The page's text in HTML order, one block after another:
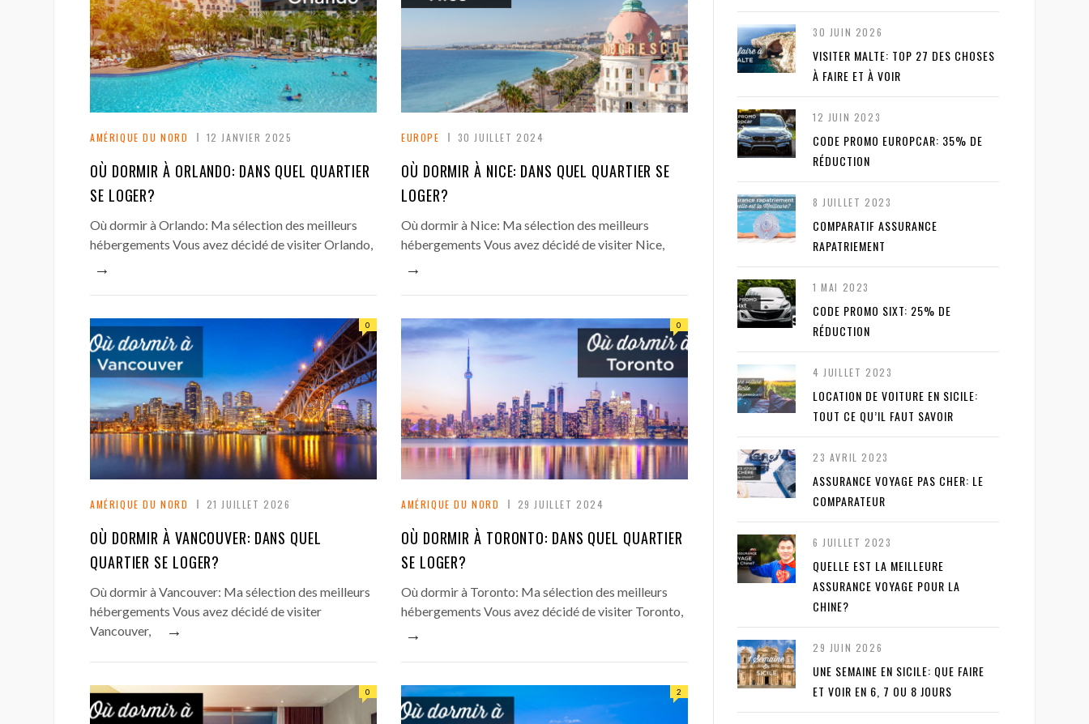
AMÉRIQUE DU NORD 12 JANVIER 2025
OÙ DORMIR À ORLANDO: DANS QUEL QUARTIER
SE LOGER?
Où dormir à Orlando: Ma sélection des meilleurs
hébergements Vous avez décidé de visiter Orlando,
→
EUROPE 30 JUILLET 2024
OÙ DORMIR À NICE: DANS QUEL QUARTIER SE
LOGER?
Où dormir à Nice: Ma sélection des meilleurs
hébergements Vous avez décidé de visiter Nice,
→
AMÉRIQUE DU NORD 21 JUILLET 2026
0
OÙ DORMIR À VANCOUVER: DANS QUEL
QUARTIER SE LOGER?
Où dormir à Vancouver: Ma sélection des meilleurs
hébergements Vous avez décidé de visiter
Vancouver,
→
AMÉRIQUE DU NORD 29 JUILLET 2024
0
OÙ DORMIR À TORONTO: DANS QUEL QUARTIER
SE LOGER?
Où dormir à Toronto: Ma sélection des meilleurs
hébergements Vous avez décidé de visiter Toronto,
→
0 2
30 JUIN 2026
VISITER MALTE: TOP 27 DES CHOSES
À FAIRE ET À VOIR
12 JUIN 2023
CODE PROMO EUROPCAR: 35% DE
RÉDUCTION
8 JUILLET 2023
COMPARATIF ASSURANCE
RAPATRIEMENT
1 MAI 2023
CODE PROMO SIXT: 25% DE
RÉDUCTION
4 JUILLET 2023
LOCATION DE VOITURE EN SICILE:
TOUT CE QU’IL FAUT SAVOIR
23 AVRIL 2023
ASSURANCE VOYAGE PAS CHER: LE
COMPARATEUR
6 JUILLET 2023
QUELLE EST LA MEILLEURE
ASSURANCE VOYAGE POUR LA
CHINE?
29 JUIN 2026
UNE SEMAINE EN SICILE: QUE FAIRE
ET VOIR EN 6, 7 OU 8 JOURS